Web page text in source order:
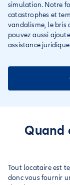
simulation. Notre
catastrophes et
vandalisme, le bris
pouvez aussi
assistance
Quand
Tout locataire est
donc vous fournir